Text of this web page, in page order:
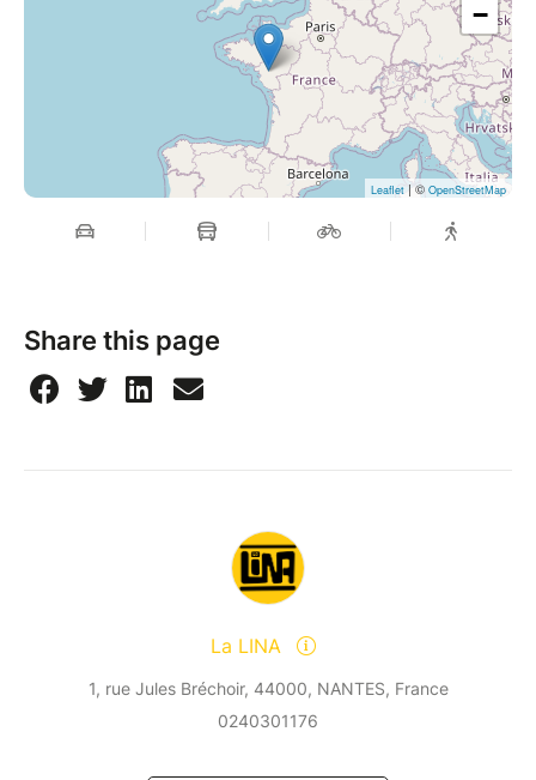
−
Leaflet | © OpenStreetMap
Share this page
La LINA
1, rue Jules Bréchoir, 44000, NANTES, France
0240301176